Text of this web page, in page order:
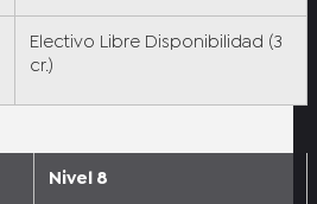
Electivo Libre Disponibilidad (3
cr.)
Nivel 8